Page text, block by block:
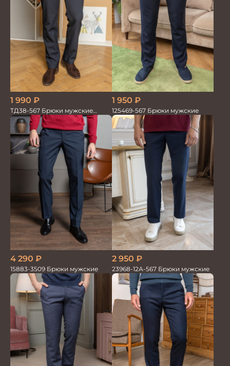
1 990 ₽
ТД38-567 Брюки мужские
трикотажные
1 950 ₽
125469-567 Брюки мужские
4 290 ₽
15883-3509 Брюки мужские
2 950 ₽
23968-12А-567 Брюки мужские